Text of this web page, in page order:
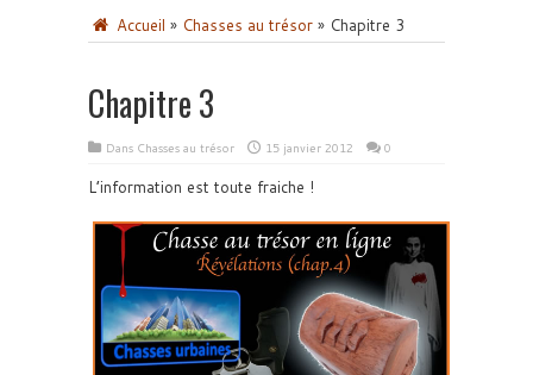
Accueil » Chasses au trésor » Chapitre 3
Chapitre 3
Dans Chasses au trésor 15 janvier 2012 0
L’information est toute fraiche !